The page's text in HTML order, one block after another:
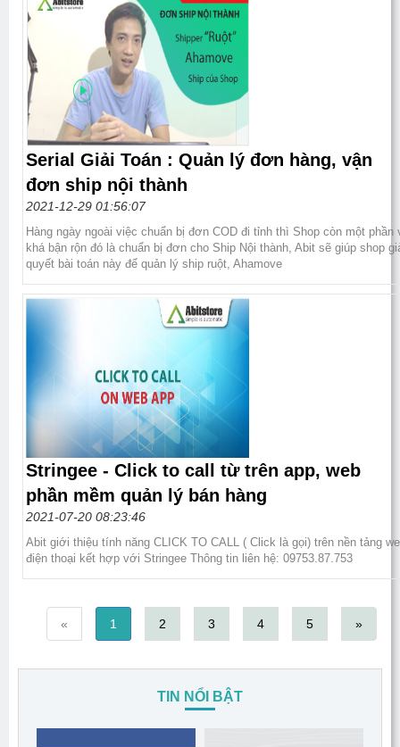
Serial Giải Toán : Quản lý đơn hàng, vận
đơn ship nội thành
2021-12-29 01:56:07
Hàng ngày ngoài việc chuẩn bị đơn COD đi tỉnh thì Shop còn một phần
khá bận rộn đó là chuẩn bị đơn cho Ship Nội thành, Abit sẽ giúp shop
quyết bài toán này để quản lý ship ruột, Ahamove
Stringee - Click to call từ trên app, web
phần mềm quản lý bán hàng
2021-07-20 08:23:46
Abit giới thiệu tính năng CLICK TO CALL ( Click là gọi) trên nền tảng
điện thoại kết hợp với Stringee Thông tin liên hệ: 09753.87.753
« 1 2 3 4 5 »
TIN NỔI BẬT